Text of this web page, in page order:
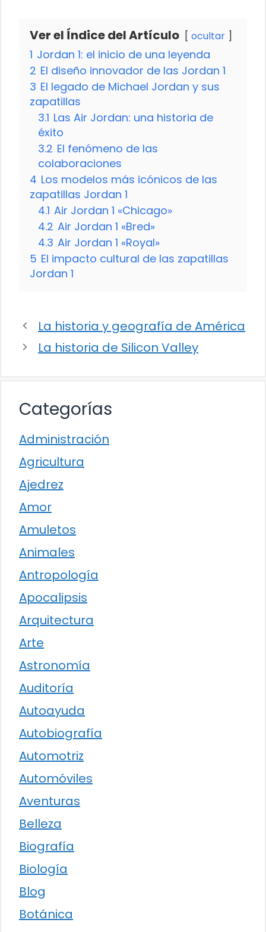
Ver el Índice del Artículo ocultar
1 Jordan 1: el inicio de una leyenda
2 El diseño innovador de las Jordan 1
3 El legado de Michael Jordan y sus
zapatillas
3.1 Las Air Jordan: una historia de
éxito
3.2 El fenómeno de las
colaboraciones
4 Los modelos más icónicos de las
zapatillas Jordan 1
4.1 Air Jordan 1 «Chicago»
4.2 Air Jordan 1 «Bred»
4.3 Air Jordan 1 «Royal»
5 El impacto cultural de las zapatillas
Jordan 1
La historia y geografía de América
La historia de Silicon Valley
Categorías
Administración
Agricultura
Ajedrez
Amor
Amuletos
Animales
Antropología
Apocalipsis
Arquitectura
Arte
Astronomía
Auditoría
Autoayuda
Autobiografía
Automotriz
Automóviles
Aventuras
Belleza
Biografía
Biología
Blog
Botánica